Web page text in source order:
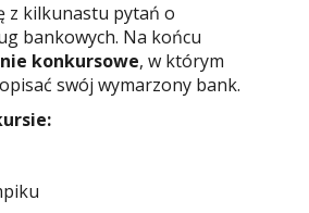
z kilkunastu pytań o
bankowych. Na końcu
konkursowe, w którym
swój wymarzony bank.